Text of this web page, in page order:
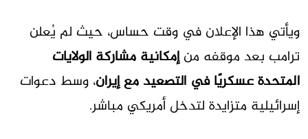
ويأتي هذا الإعلان في وقت حساس، حيث لم يُعلن
ترامب بعد موقفه منإمكانية مشاركة الولايات
المتحدة عسكريًا في التصعيد مع إيران، وسط دعوات
إسرائيلية متزايدة لتدخل أمريكي مباشر.